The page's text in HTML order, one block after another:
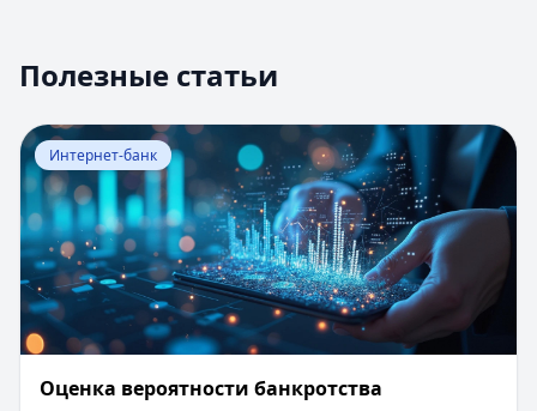
Полезные статьи
Перейти к статье:Оценка вероятности банкротства
Интернет-банк
Оценка вероятности банкротства